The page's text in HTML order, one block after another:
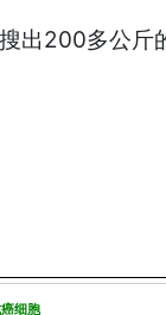
200多公斤的
细胞